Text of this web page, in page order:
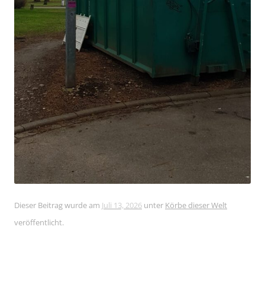
Dieser Beitrag wurde am Juli 13, 2026 unter Körbe dieser Welt
veröffentlicht.